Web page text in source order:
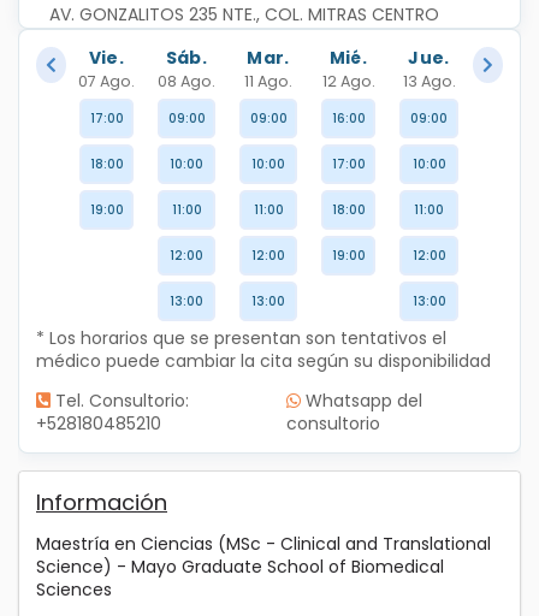
AV. GONZALITOS 235 NTE., COL. MITRAS CENTRO
Vie.
07 Ago.
Sáb.
08 Ago.
Mar.
11 Ago.
Mié.
12 Ago.
Jue.
13 Ago.
17:00
18:00
19:00
09:00
10:00
11:00
12:00
13:00
09:00
10:00
11:00
12:00
13:00
16:00
17:00
18:00
19:00
09:00
10:00
11:00
12:00
13:00
* Los horarios que se presentan son tentativos el
médico puede cambiar la cita según su disponibilidad
Tel. Consultorio:
+528180485210
Whatsapp del
consultorio
Información
Maestría en Ciencias (MSc - Clinical and Translational
Science) - Mayo Graduate School of Biomedical
Sciences